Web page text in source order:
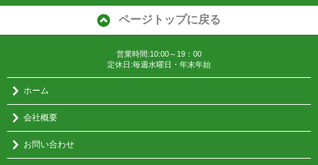
ページトップに戻る
営業時間:10:00～19：00
定休日:毎週水曜日・年末年始
ホーム
会社概要
お問い合わせ